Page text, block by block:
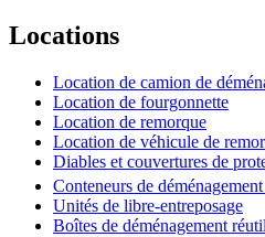
Locations
Location de camion de
Location de fourgonnette
Location de remorque
Location de véhicule de
Diables et couvertures de
Conteneurs de
Unités de libre-entreposage
Boîtes de déménagement